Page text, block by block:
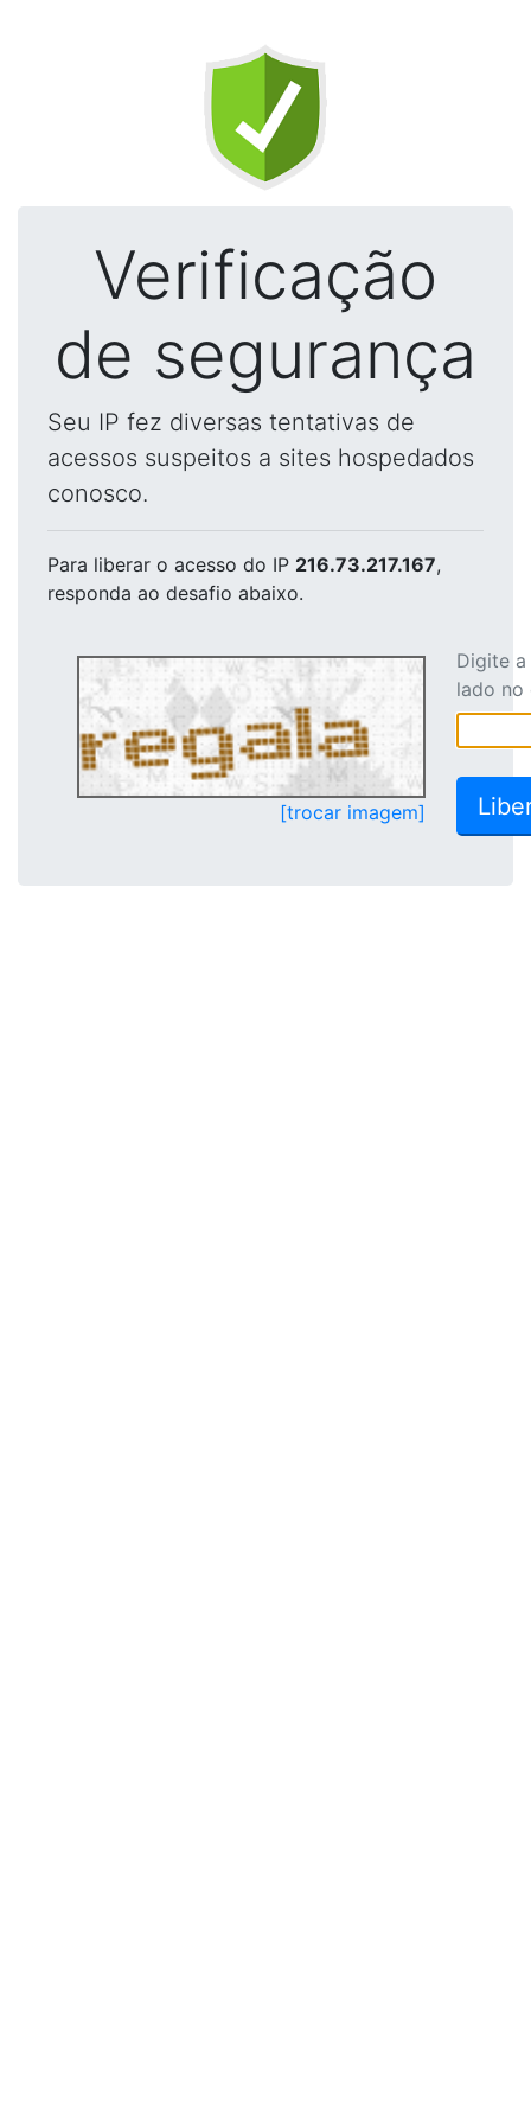
Verificação
de segurança
Seu IP fez diversas tentativas de
acessos suspeitos a sites hospedados
conosco.
Para liberar o acesso do IP 216.73.217.167,
responda ao desafio abaixo.
[trocar imagem]
Digite
lado no